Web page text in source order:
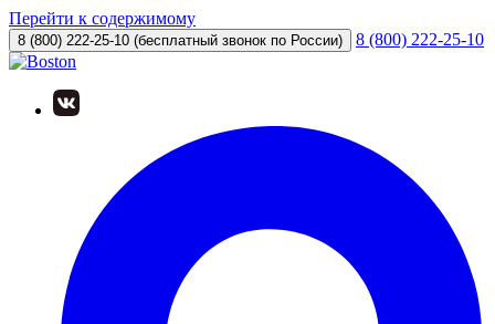
Перейти к содержимому
8 (800) 222-25-10 (бесплатный звонок по России) 8 (800) 222-25-10